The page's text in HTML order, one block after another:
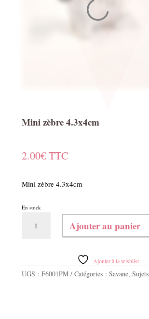
Mini zèbre 4.3x4cm
2.00€ TTC
Mini zèbre 4.3x4cm
En stock
Ajouter au panier
Ajouter à la wishlist
UGS : F6001PM Catégories : Savane, Sujets